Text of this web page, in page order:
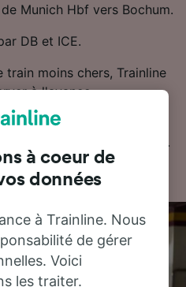
Munich Hbf vers Bochum.
DB et ICE.
moins chers, Trainline
à l'avance.
voyage pour comparer
les tarifs les moins chers.
à coeur de
données
à Trainline. Nous
de gérer
Voici
les traiter.